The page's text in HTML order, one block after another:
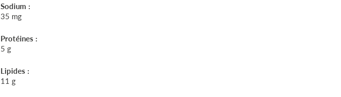
Sodium :
35 mg
Protéines :
5 g
Lipides :
11 g